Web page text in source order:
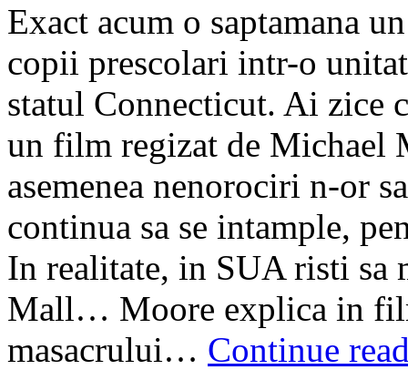
Exact acum o saptamana
copii prescolari intr-o
statul Connecticut. Ai zice
un film regizat de Michael
asemenea nenorociri n-or
continua sa se intample,
In realitate, in SUA risti sa
Mall… Moore explica in
masacrului… Continue